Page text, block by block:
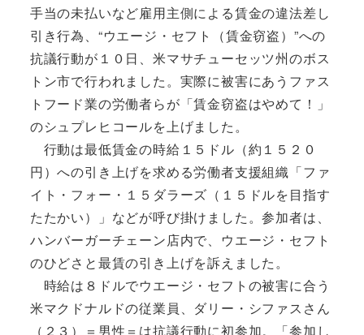
手当の未払いなど雇用主側による賃金の違法差し
引き行為、“ウエージ・セフト（賃金窃盗）”への
抗議行動が１０日、米マサチューセッツ州のボス
トン市で行われました。実際に被害にあうファス
トフード業の労働者らが「賃金窃盗はやめて！」
のシュプレヒコールを上げました。
行動は最低賃金の時給１５ドル（約１５２０
円）への引き上げを求める労働者支援組織「ファ
イト・フォー・１５ダラーズ（１５ドルを目指す
たたかい）」などが呼び掛けました。参加者は、
ハンバーガーチェーン店内で、ウエージ・セフト
のひどさと最賃の引き上げを訴えました。
時給は８ドルでウエージ・セフトの被害に合う
米マクドナルドの従業員、ダリー・シファスさん
（２３）＝男性＝は抗議行動に初参加。「参加し